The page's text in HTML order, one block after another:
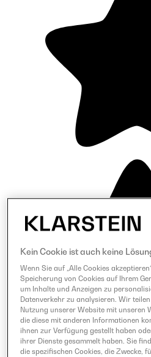
Kein Cookie ist auch keine
Wenn Sie auf „Alle Cookies
Speicherung von Cookies auf Ihrem
um Inhalte und Anzeigen zu
Datenverkehr zu analysieren. Wir
Nutzung unserer Website mit unseren
die diese mit anderen Informationen
ihnen zur Verfügung gestellt haben
ihrer Dienste gesammelt haben. Sie
die spezifischen Cookies, die Zwecke,